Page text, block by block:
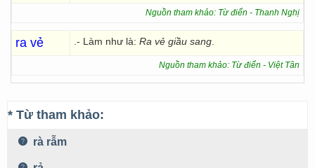
Nguồn tham khảo: Từ điển - Thanh Nghị
ra vẻ .- Làm như là: Ra vẻ giầu sang
Nguồn tham khảo: Từ điển - Việt Tân
* Từ tham khảo:
rà rẫm